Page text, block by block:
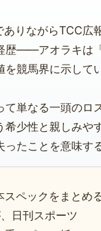
ありながらTCC広
歴——アオラキは「
競馬界に示して
て単なる一頭のロ
希少性と親しみや
ったことを意味する
ペックをまとめる
日刊スポーツ